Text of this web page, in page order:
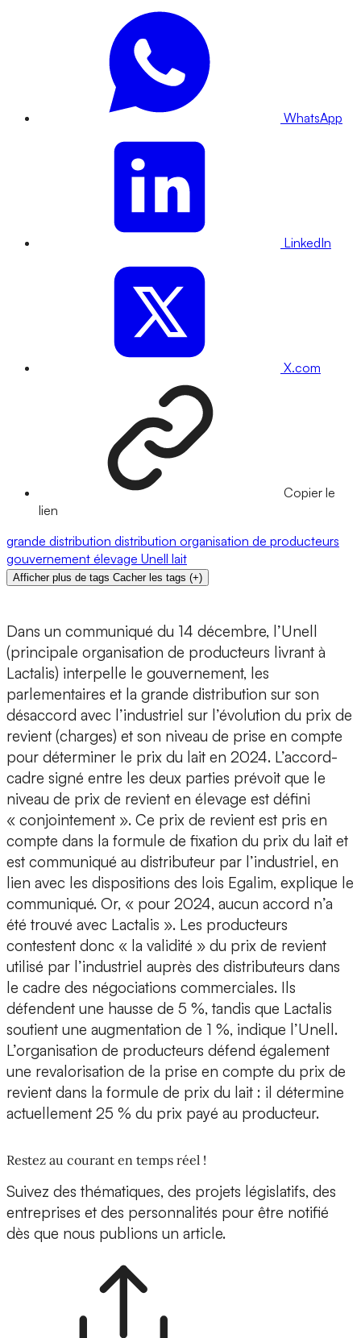
WhatsApp
LinkedIn
X.com
Copier le
lien
grande distribution distribution organisation de producteurs
gouvernement élevage Unell lait
Afficher plus de tags Cacher les tags (+)
Dans un communiqué du 14 décembre, l’Unell
(principale organisation de producteurs livrant à
Lactalis) interpelle le gouvernement, les
parlementaires et la grande distribution sur son
désaccord avec l’industriel sur l’évolution du prix de
revient (charges) et son niveau de prise en compte
pour déterminer le prix du lait en 2024. L’accord-
cadre signé entre les deux parties prévoit que le
niveau de prix de revient en élevage est défini
« conjointement ». Ce prix de revient est pris en
compte dans la formule de fixation du prix du lait et
est communiqué au distributeur par l’industriel, en
lien avec les dispositions des lois Egalim, explique le
communiqué. Or, « pour 2024, aucun accord n’a
été trouvé avec Lactalis ». Les producteurs
contestent donc « la validité » du prix de revient
utilisé par l’industriel auprès des distributeurs dans
le cadre des négociations commerciales. Ils
défendent une hausse de 5 %, tandis que Lactalis
soutient une augmentation de 1 %, indique l’Unell.
L’organisation de producteurs défend également
une revalorisation de la prise en compte du prix de
revient dans la formule de prix du lait : il détermine
actuellement 25 % du prix payé au producteur.
Restez au courant en temps réel !
Suivez des thématiques, des projets législatifs, des
entreprises et des personnalités pour être notifié
dès que nous publions un article.